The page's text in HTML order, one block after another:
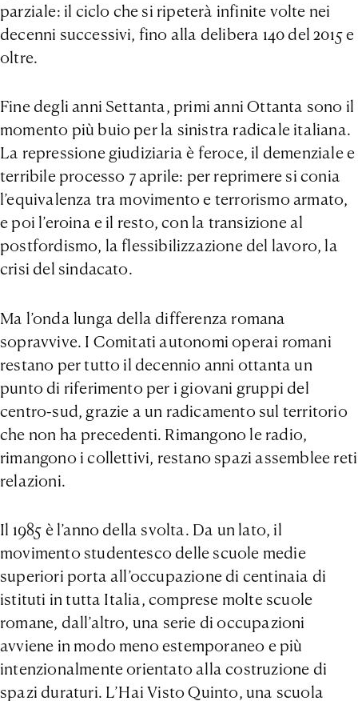
parziale: il ciclo che si ripeterà infinite volte nei
decenni successivi, fino alla delibera 140 del 2015 e
oltre.
Fine degli anni Settanta, primi anni Ottanta sono il
momento più buio per la sinistra radicale italiana.
La repressione giudiziaria è feroce, il demenziale e
terribile processo 7 aprile: per reprimere si conia
l’equivalenza tra movimento e terrorismo armato,
e poi l’eroina e il resto, con la transizione al
postfordismo, la flessibilizzazione del lavoro, la
crisi del sindacato.
Ma l’onda lunga della differenza romana
sopravvive. I Comitati autonomi operai romani
restano per tutto il decennio anni ottanta un
punto di riferimento per i giovani gruppi del
centro-sud, grazie a un radicamento sul territorio
che non ha precedenti. Rimangono le radio,
rimangono i collettivi, restano spazi assemblee reti
relazioni.
Il 1985 è l’anno della svolta. Da un lato, il
movimento studentesco delle scuole medie
superiori porta all’occupazione di centinaia di
istituti in tutta Italia, comprese molte scuole
romane, dall’altro, una serie di occupazioni
avviene in modo meno estemporaneo e più
intenzionalmente orientato alla costruzione di
spazi duraturi. L’Hai Visto Quinto, una scuola